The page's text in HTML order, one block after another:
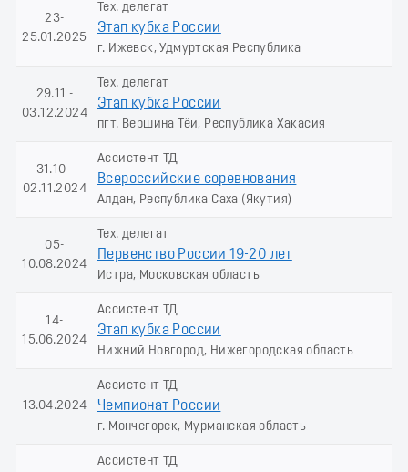
23-
25.01.2025
Тех. делегат
Этап кубка России
г. Ижевск, Удмуртская Республика
29.11 -
03.12.2024
Тех. делегат
Этап кубка России
пгт. Вершина Тёи, Республика Хакасия
31.10 -
02.11.2024
Ассистент ТД
Всероссийские соревнования
Алдан, Республика Саха (Якутия)
05-
10.08.2024
Тех. делегат
Первенство России 19-20 лет
Истра, Московская область
14-
15.06.2024
Ассистент ТД
Этап кубка России
Нижний Новгород, Нижегородская область
13.04.2024
Ассистент ТД
Чемпионат России
г. Мончегорск, Мурманская область
Ассистент ТД